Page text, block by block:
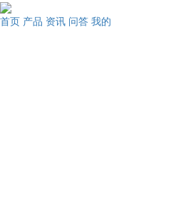
首页 产品 资讯 问答 我的